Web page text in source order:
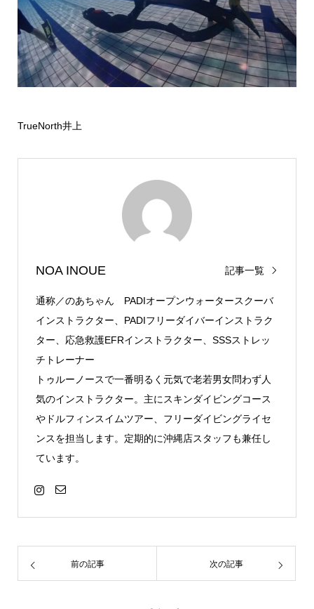
TrueNorth井上
NOA INOUE 記事一覧
通称／のあちゃん PADIオープンウォータースクーバ
インストラクター、PADIフリーダイバーインストラク
ター、応急救護EFRインストラクター、SSSストレッ
チトレーナー
トゥルーノースで一番明るく元気で老若男女問わず人
気のインストラクター。主にスキンダイビングコース
やドルフィンスイムツアー、フリーダイビングライセ
ンスを担当します。定期的に沖縄店スタッフも兼任し
ています。
前の記事 次の記事